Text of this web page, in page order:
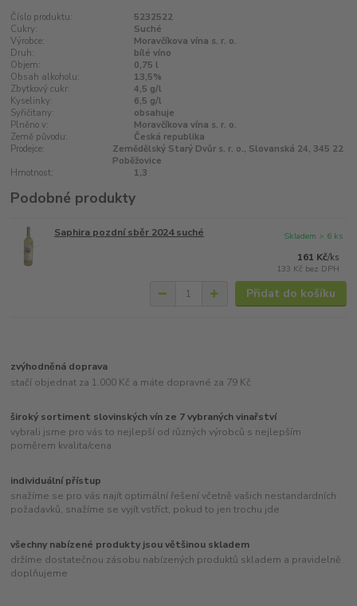
Číslo produktu:
5232522
Cukry:
Suché
Výrobce:
Moravčíkova vína s. r. o.
Druh:
bílé víno
Objem:
0,75 l
Obsah alkoholu:
13,5%
Zbytkový cukr:
4,5 g/l
Kyselinky:
6,5 g/l
Syřičitany:
obsahuje
Plněno v:
Moravčíkova vína s. r. o.
Země původu:
Česká republika
Prodejce:
Zemědělský Starý Dvůr s. r. o., Slovanská 24, 345 22
Poběžovice
Hmotnost:
1,3
Podobné produkty
Saphira pozdní sběr 2024 suché
161 Kč/ks
133 Kč bez DPH
Skladem > 6 ks
Přidat do košíku
zvýhodněná doprava
stačí objednat za 1.000 Kč a máte dopravné za 79 Kč
široký sortiment slovinských vín ze 7 vybraných vinařství
vybrali jsme pro vás to nejlepší od různých výrobců s nejlepším
poměrem kvalita/cena
individuální přístup
snažíme se pro vás najít optimální řešení včetně vašich nestandardních
požadavků, snažíme se vyjít vstříct, pokud to jen trochu jde
všechny nabízené produkty jsou většinou skladem
držíme dostatečnou zásobu nabízených produktů skladem a pravidelně
doplňujeme